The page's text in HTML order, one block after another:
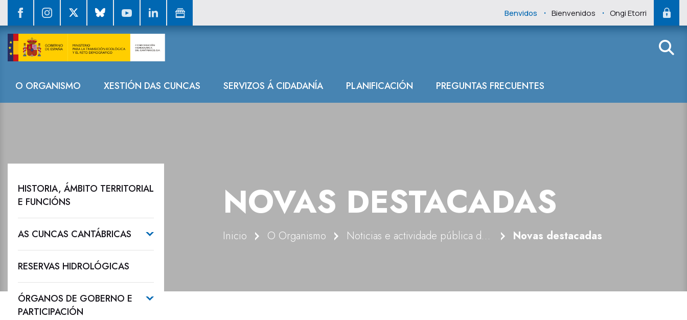
Benvidos . Bienvenidos . Ongi Etorri
Navegación
O ORGANISMO XESTIÓN DAS CUNCAS SERVIZOS Á CIDADANÍA PLANIFICACIÓN PREGUNTAS FRECUENTES
Novas destacadas
NOVAS DESTACADAS
Inicio O Organismo Noticias e actividade pública do Organismo Novas destacadas
HISTORIA, ÁMBITO TERRITORIAL
E FUNCIÓNS
AS CUNCAS CANTÁBRICAS
RESERVAS HIDROLÓGICAS
ÓRGANOS DE GOBERNO E
PARTICIPACIÓN